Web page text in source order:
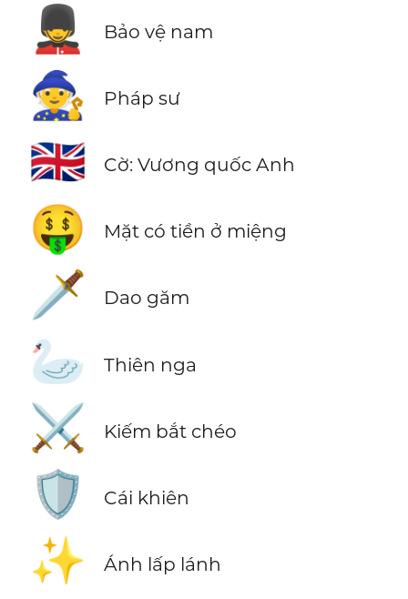
💂‍♂️ Bảo vệ nam
🧙 Pháp sư
🇬🇧 Cờ: Vương quốc Anh
🤑 Mặt có tiền ở miệng
🗡️ Dao găm
🦢 Thiên nga
⚔️ Kiếm bắt chéo
🛡️ Cái khiên
✨ Ánh lấp lánh